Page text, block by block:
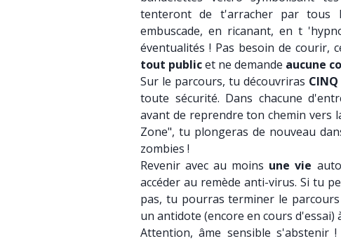
tenteront de t'arracher par tous
embuscade, en ricanant, en t
éventualités ! Pas besoin de courir,
tout publicet ne demande aucune
Sur le parcours, tu découvriras
toute sécurité. Dans chacune
avant de reprendre ton chemin vers
Zone", tu plongeras de nouveau
zombies !
Revenir avec au moins une vie
accéder au remède anti-virus. Si tu
pas, tu pourras terminer le
un antidote (encore en cours d'essai)
Attention, âme sensible s'abstenir